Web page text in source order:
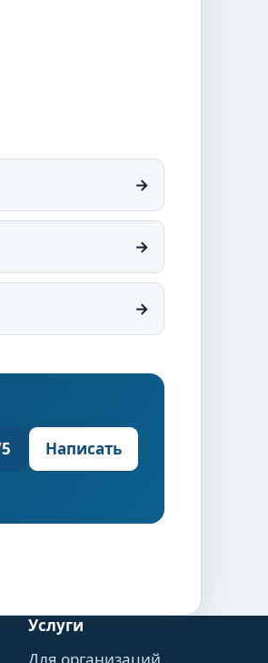
→
→
→
Написать
Услуги
Для организаций